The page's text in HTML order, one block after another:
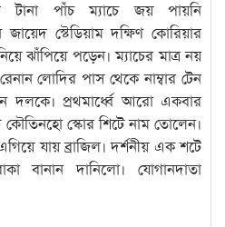
টানা পাঁচ ম্যাচে জয় পায়নি
জায়েদ স্টেডিয়াম দক্ষিণ কোরিয়ার
ঝাঁপিয়ে পড়েন। ম্যাচের মাত্র নয়
লোদির পাস থেকে নাম্বার টেন
দলকে। প্রথমার্ধ্বে আরো একবার
কৌতিনহো স্কোর শিটে নাম তোলেন।
যায় ব্রাজিল। দর্শনীয় এক শটে
বানান দানিলো। যোগানদাতা